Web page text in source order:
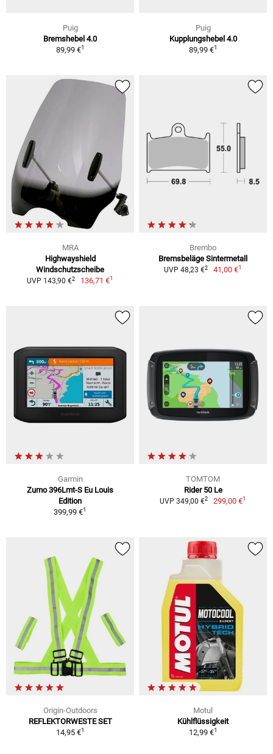
Puig
Bremshebel 4.0
89,99 €1
Puig
Kupplungshebel 4.0
89,99 €1
MRA
Highwayshield
Windschutzscheibe
UVP 143,90 €2 136,71 €1
Brembo
Bremsbeläge Sintermetall
UVP 48,23 €2 41,00 €1
Garmin
Zumo 396Lmt-S Eu Louis
Edition
399,99 €1
TOMTOM
Rider 50 Le
UVP 349,00 €2 299,00 €1
Origin-Outdoors
REFLEKTORWESTE SET
14,95 €1
Motul
Kühlflüssigkeit
12,99 €1